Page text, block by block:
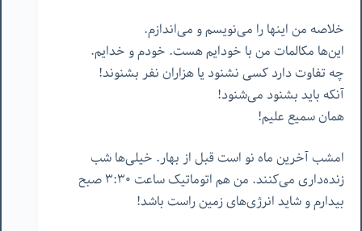
خلاصه من اینها را می‌نویسم و می‌اندازم.
این‌ها مکالمات من با خودایم هست. خودم و خدایم.
چه تفاوت دارد کسی نشنود یا هزاران نفر بشنوند!
آنکه باید بشنود می‌شنود!
همان سمیع علیم!
امشب آخرین ماه نو است قبل از بهار. خیلی‌ها شب
زنده‌داری می‌کنند. من هم اتوماتیک ساعت ٣:٣٠ صبح
بیدارم و شاید انرژی‌های زمین راست باشد!